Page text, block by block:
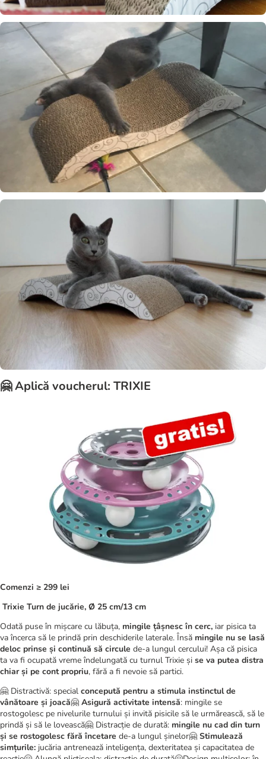
🤗 Aplică voucherul: TRIXIE
Comenzi ≥ 299 lei
Trixie Turn de jucărie, Ø 25 cm/13 cm
Odată puse în mișcare cu lăbuța, mingile țâșnesc în cerc, iar pisica ta
va încerca să le prindă prin deschiderile laterale. Însă mingile nu se lasă
deloc prinse și continuă să circule de-a lungul cercului! Așa că pisica
ta va fi ocupată vreme îndelungată cu turnul Trixie și se va putea distra
chiar și pe cont propriu, fără a fi nevoie să partici.
🤗 Distractivă: special concepută pentru a stimula instinctul de
vânătoare și joacă🤗 Asigură activitate intensă: mingile se
rostogolesc pe nivelurile turnului și invită pisicile să le urmărească, să le
prindă și să le lovească🤗 Distracție de durată: mingile nu cad din turn
și se rostogolesc fără încetare de-a lungul șinelor🤗 Stimulează
simțurile: jucăria antrenează inteligența, dexteritatea și capacitatea de